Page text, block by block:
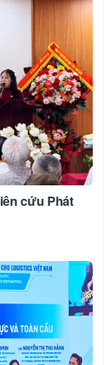
cứu Phát